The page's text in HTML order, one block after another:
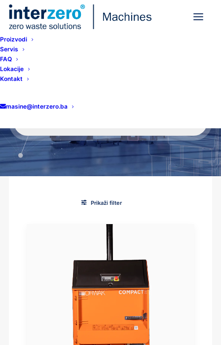
Proizvodi
Servis
FAQ
Lokacije
Kontakt
masine@interzero.ba
search
Prikaži filter